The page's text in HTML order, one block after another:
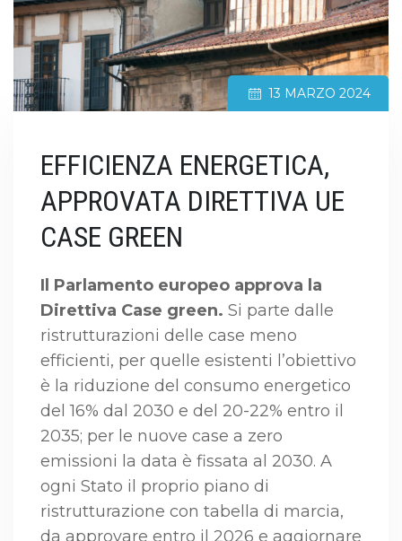
13 MARZO 2024
EFFICIENZA ENERGETICA,
APPROVATA DIRETTIVA UE
CASE GREEN
Il Parlamento europeo approva la
Direttiva Case green. Si parte dalle
ristrutturazioni delle case meno
efficienti, per quelle esistenti l’obiettivo
è la riduzione del consumo energetico
del 16% dal 2030 e del 20-22% entro il
2035; per le nuove case a zero
emissioni la data è fissata al 2030. A
ogni Stato il proprio piano di
ristrutturazione con tabella di marcia,
da approvare entro il 2026 e aggiornare